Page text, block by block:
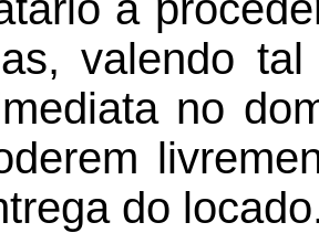
valendo
no
do